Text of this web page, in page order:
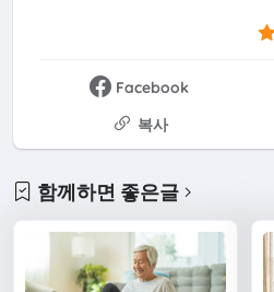
Facebook
복사
함께하면 좋은글